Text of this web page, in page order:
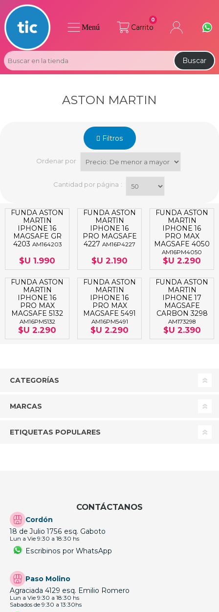
Carrito
0
Buscar
Menú
ASTON MARTIN
Filtros
Ordenar por
Cantidad por página :
FUNDA ASTON
MARTIN
IPHONE 16
MAGSAFE GR
4203 AM164203
$U 1.990
FUNDA ASTON
MARTIN
IPHONE 16
PRO MAGSAFE
4227 AM16P4227
$U 2.190
FUNDA ASTON
MARTIN
IPHONE 16
PRO MAX
MAGSAFE 4050
AM16PM4050
$U 2.290
FUNDA ASTON
MARTIN
IPHONE 16
PRO MAX
MAGSAFE 5132
AM16PM5132
$U 2.290
FUNDA ASTON
MARTIN
IPHONE 16
PRO MAX
MAGSAFE 5491
AM16PM5491
$U 2.290
FUNDA ASTON
MARTIN
IPHONE 17
MAGSAFE
CARBON 3298
AM173298
$U 2.390
CATEGORÍAS
MARCAS
ETIQUETAS POPULARES
CONTÁCTANOS
Cordón
18 de Julio 1756 esq. Gaboto
Lun a Vie 9:30 a 18:30 hs
Escribinos por WhatsApp
Paso Molino
Agraciada 4129 esq. Emilio Romero
Lun a Vie 9:30 a 18:30 hs
Sabados de 9:30 a 13:30hs